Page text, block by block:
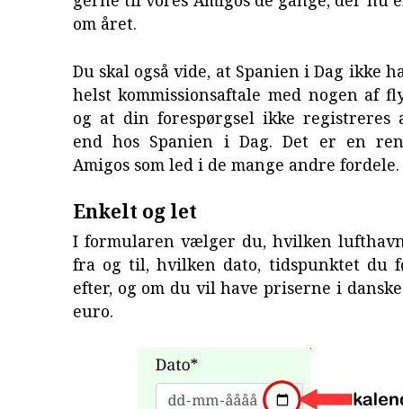
om året.
Du skal også vide, at Spanien i Dag ikke
helst kommissionsaftale med nogen af
og at din forespørgsel ikke registreres
end hos Spanien i Dag. Det er en
Amigos som led i de mange andre fordele.
Enkelt og let
I formularen vælger du, hvilken
fra og til, hvilken dato, tidspunktet du
efter, og om du vil have priserne i
euro.